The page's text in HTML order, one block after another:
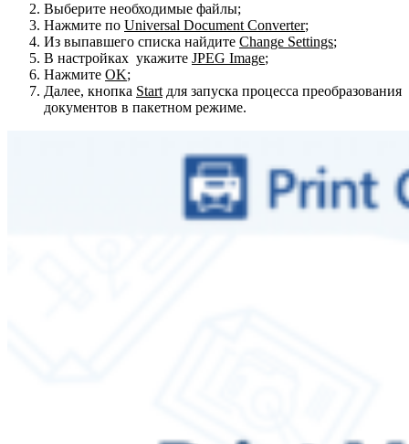
Выберите необходимые файлы;
Нажмите по Universal Document Converter;
Из выпавшего списка найдите Change Settings;
В настройках укажите JPEG Image;
Нажмите OK;
Далее, кнопка Start для запуска процесса преобразования
документов в пакетном режиме.